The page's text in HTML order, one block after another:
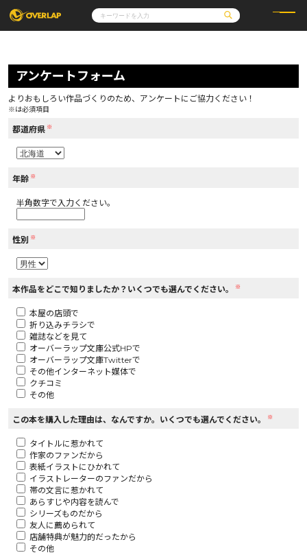
コミック
コミックガルド
コミッククリエ
LiQulle
ラブパルフェ
ライトノベル
ロサージュノベルス
その他
コミックエッセイ
通販・NEWS
OVERLAP STORE
アクセス
オーバーラップホールディングス
アンケートフォーム
よりおもしろい作品づくりのため、アンケートにご協力ください！
※は必須項目
都道府県 ※
年齢 ※
半角数字で入力ください。
性別 ※
本作品をどこで知りましたか？いくつでも選んでください。 ※
本屋の店頭で
折り込みチラシで
雑誌などを見て
オーバーラップ文庫公式HPで
オーバーラップ文庫Twitterで
その他インターネット媒体で
クチコミ
その他
この本を購入した理由は、なんですか。いくつでも選んでください。 ※
タイトルに惹かれて
作家のファンだから
表紙イラストにひかれて
イラストレーターのファンだから
帯の文言に惹かれて
あらすじや内容を読んで
シリーズものだから
友人に薦められて
店舗特典が魅力的だったから
その他